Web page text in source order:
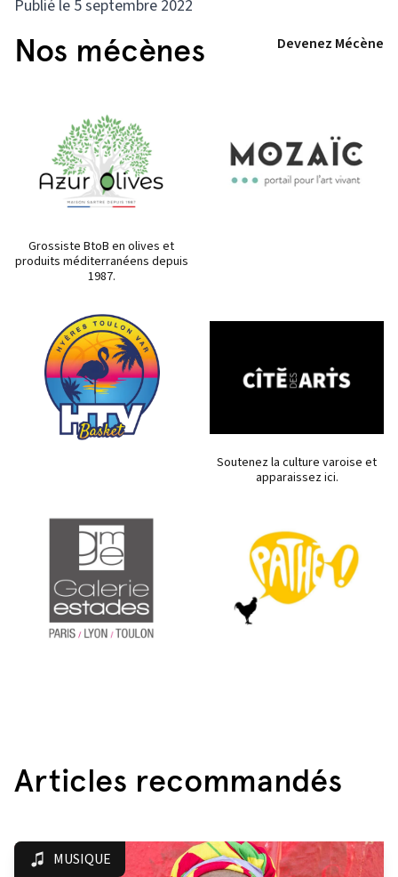
Publié le 5 septembre 2022
Nos mécènes Devenez Mécène
Grossiste BtoB en olives et
produits méditerranéens depuis
1987.
Soutenez la culture varoise et
apparaissez ici.
Articles recommandés
MUSIQUE